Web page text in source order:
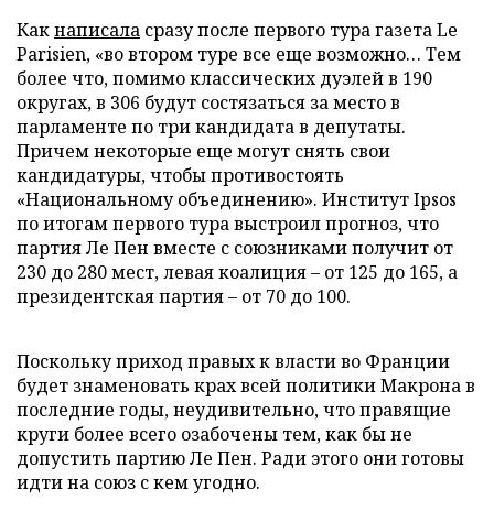
Какнаписала сразу после первого тура газета Le
Parisien, «во втором туре все еще возможно… Тем
более что, помимо классических дуэлей в 190
округах, в 306 будут состязаться за место в
парламенте по три кандидата в депутаты.
Причем некоторые еще могут снять свои
кандидатуры, чтобы противостоять
«Национальному объединению». Институт Ipsos
по итогам первого тура выстроил прогноз, что
партия Ле Пен вместе с союзниками получит от
230 до 280 мест, левая коалиция – от 125 до 165, а
президентская партия – от 70 до 100.
Поскольку приход правых к власти во Франции
будет знаменовать крах всей политики Макрона в
последние годы, неудивительно, что правящие
круги более всего озабочены тем, как бы не
допустить партию Ле Пен. Ради этого они готовы
идти на союз с кем угодно.